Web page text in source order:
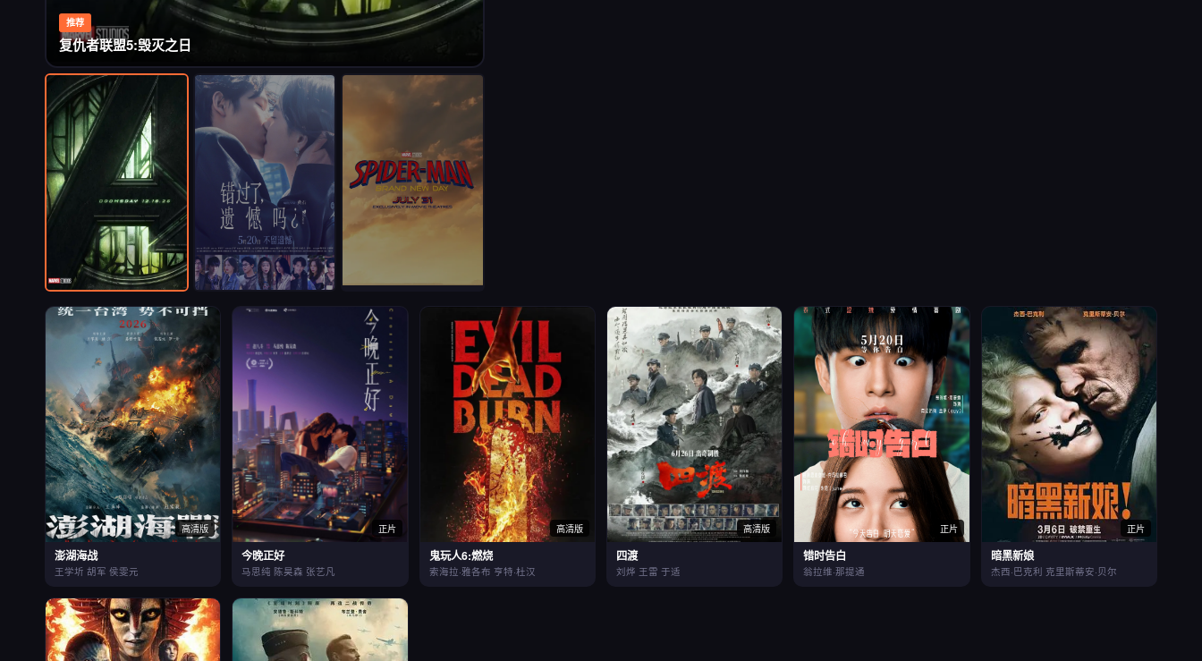
推荐
复仇者联盟5:毁灭之日
高清版
澎湖海战
王学圻 胡军 侯雯元
正片
今晚正好
马思纯 陈昊森 张艺凡
高清版
鬼玩人6:燃烧
索海拉·雅各布 亨特·杜汉
高清版
四渡
刘烨 王雷 于适
正片
错时告白
翁拉维·那提通
正片
暗黑新娘
杰西·巴克利 克里斯蒂安·贝尔